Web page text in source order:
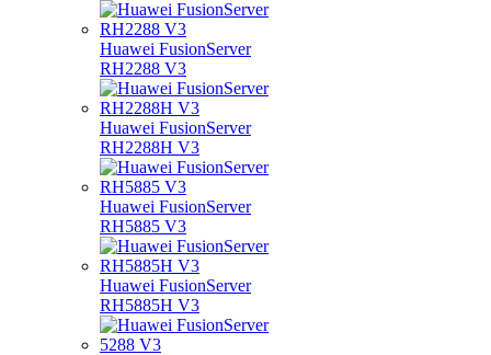
Huawei FusionServer
RH2288 V3
Huawei FusionServer
RH2288H V3
Huawei FusionServer
RH5885 V3
Huawei FusionServer
RH5885H V3